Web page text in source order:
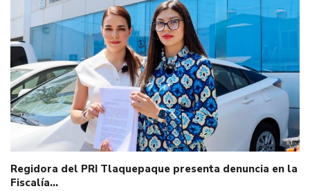
Regidora del PRI Tlaquepaque presenta denuncia en la
Fiscalía…